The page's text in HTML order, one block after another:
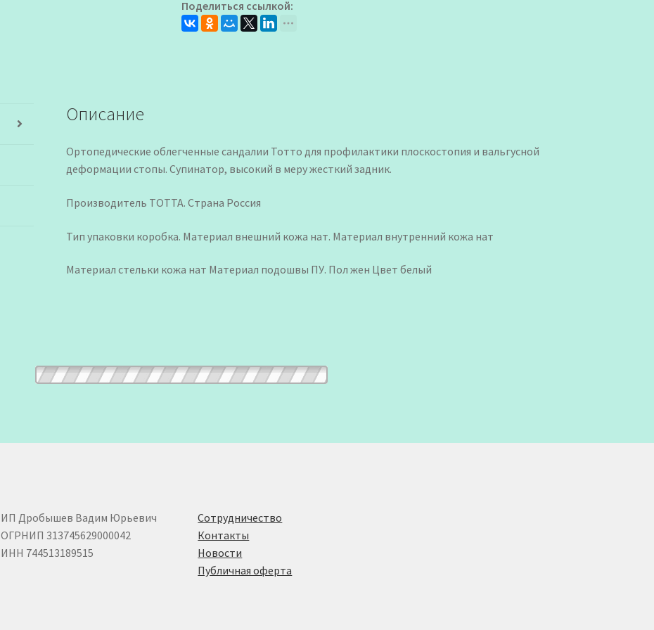
Тотто
для
Поделиться ссылкой:
Описание
Ортопедические облегченные сандалии Тотто для профилактики плоскостопия и вальгусной
деформации стопы. Супинатор, высокий в меру жесткий задник.
Производитель ТОТТА. Страна Россия
Тип упаковки коробка. Материал внешний кожа нат. Материал внутренний кожа нат
Материал стельки кожа нат Материал подошвы ПУ. Пол жен Цвет белый
ИП Дробышев Вадим Юрьевич
ОГРНИП 313745629000042
ИНН 744513189515
Сотрудничество
Контакты
Новости
Публичная оферта